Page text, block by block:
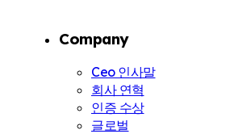
Company
Ceo 인사말
회사 연혁
인증 수상
글로벌